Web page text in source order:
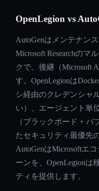
OpenLegion vs
AutoGenはメンテナン
Microsoft Researchのマ
クで、後継（Microsoft
す。OpenLegionは
シ経由のクレデンシャ
い）、エージェント単
（ブラックボード + パ
たセキュリティ最優先
AutoGenはMicrosoftエ
ーンを、OpenLegionは
ティを提供します。